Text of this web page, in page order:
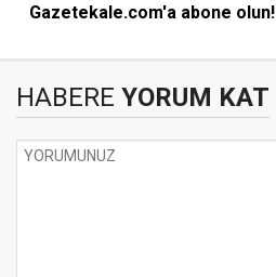
Gazetekale.com'a abone olun!
HABERE YORUM KAT